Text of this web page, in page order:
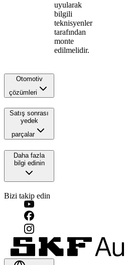
uyularak
bilgili
teknisyenler
tarafından
monte
edilmelidir.
Otomotiv
çözümleri
Satış sonrası
yedek
parçalar
Daha fazla
bilgi edinin
Bizi takip edin